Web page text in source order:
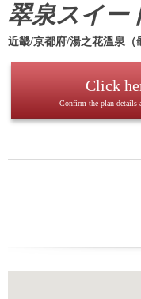
翠泉スイ
近畿/京都府/湯之花溫泉（
Click
Confirm the plan details